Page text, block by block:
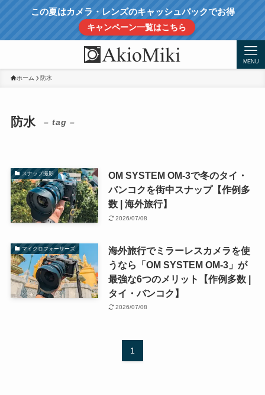
この夏はカメラ・レンズのキャッシュバックでお得
キャンペーン一覧はこちら
MENU
ホーム 防水
防水 – tag –
スナップ撮影
OM SYSTEM OM-3で冬のタイ・
バンコクを街中スナップ【作例多
数 | 海外旅行】
2026/07/08
マイクロフォーサーズ
海外旅行でミラーレスカメラを使
うなら「OM SYSTEM OM-3」が
最強な6つのメリット【作例多数 |
タイ・バンコク】
2026/07/08
1